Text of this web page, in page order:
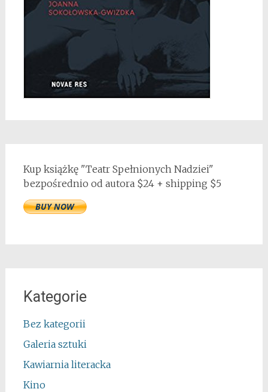
Kup książkę "Teatr Spełnionych Nadziei"
bezpośrednio od autora $24 + shipping $5
Kategorie
Bez kategorii
Galeria sztuki
Kawiarnia literacka
Kino